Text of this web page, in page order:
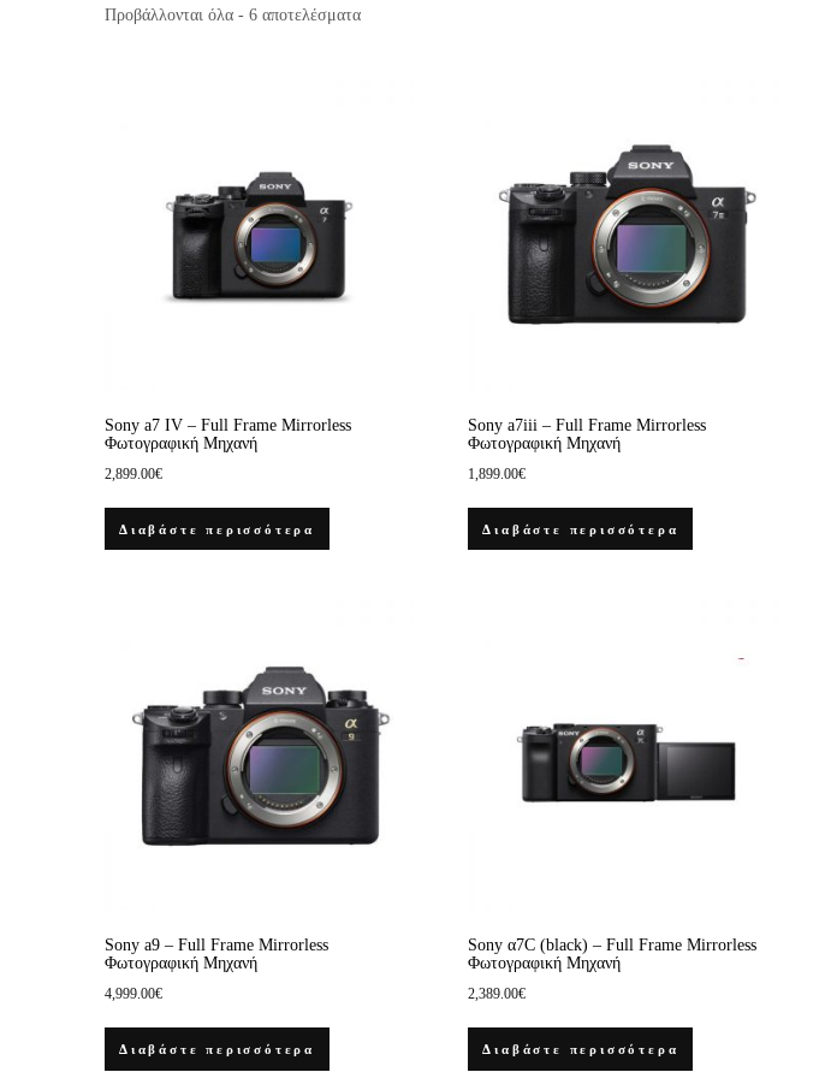
Προβάλλονται όλα - 6 αποτελέσματα
Sony a7 IV – Full Frame Mirrorless
Φωτογραφική Μηχανή
2,899.00€
Διαβάστε περισσότερα
Sony a7iii – Full Frame Mirrorless
Φωτογραφική Μηχανή
1,899.00€
Διαβάστε περισσότερα
Sony a9 – Full Frame Mirrorless
Φωτογραφική Μηχανή
4,999.00€
Διαβάστε περισσότερα
Sony α7C (black) – Full Frame Mirrorless
Φωτογραφική Μηχανή
2,389.00€
Διαβάστε περισσότερα